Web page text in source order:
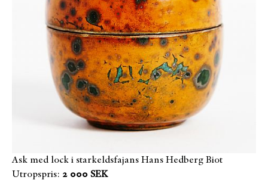
Ask med lock i starkeldsfajans Hans Hedberg Biot
Utropspris: 2 000 SEK